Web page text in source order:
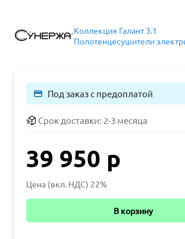
Коллекция Галант 3.1
Полотенцесушители
payment Под заказ с предоплатой
Срок доставки: 2-3 месяца
39 950 р
Цена (вкл. НДС) 22%
В корзину